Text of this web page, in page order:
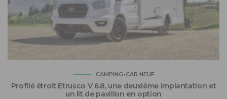
CAMPING-CAR NEUF
Profilé étroit Etrusco V 6.8, une deuxième implantation et
un lit de pavillon en option